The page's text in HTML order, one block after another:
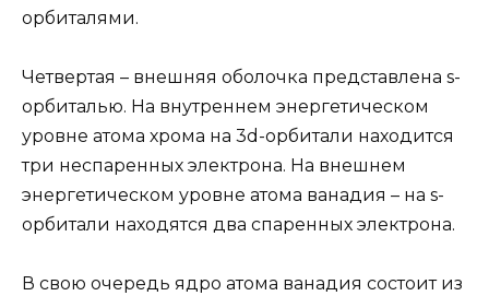
орбиталями.
Четвертая – внешняя оболочка представлена s-
орбиталью. На внутреннем энергетическом
уровне атома хрома на 3d-орбитали находится
три неспаренных электрона. На внешнем
энергетическом уровне атома ванадия – на s-
орбитали находятся два спаренных электрона.
В свою очередь ядро атома ванадия состоит из